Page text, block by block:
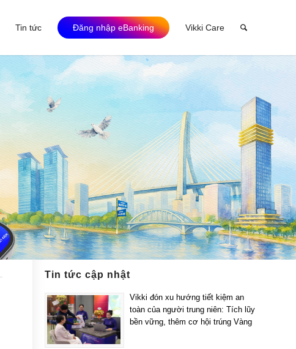
Tin tức Đăng nhập eBanking Vikki Care
Tin tức cập nhật
Vikki đón xu hướng tiết kiệm an
toàn của người trung niên: Tích lũy
bền vững, thêm cơ hội trúng Vàng